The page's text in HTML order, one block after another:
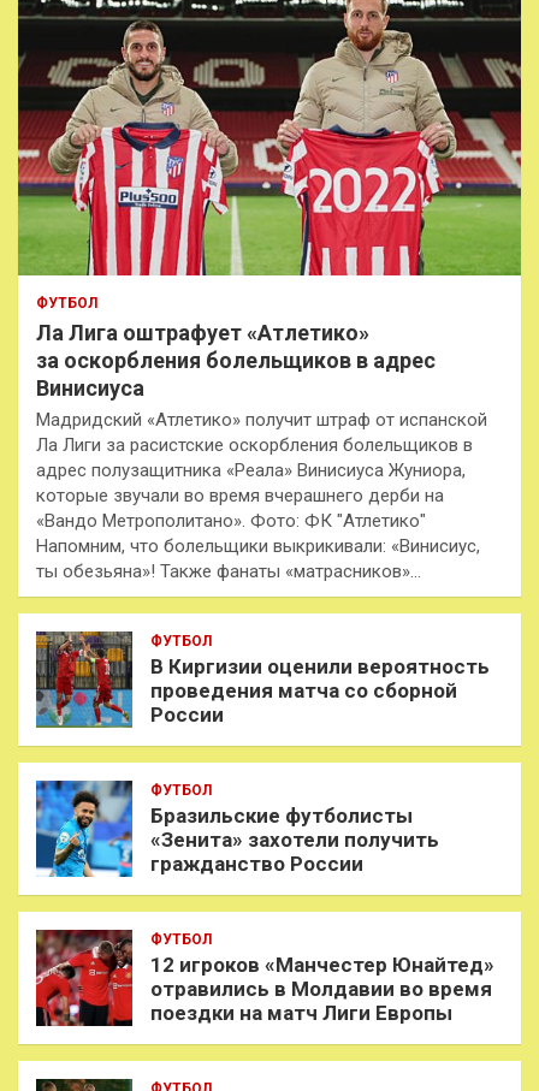
ФУТБОЛ
Ла Лига оштрафует «Атлетико»
за оскорбления болельщиков в адрес
Винисиуса
Мадридский «Атлетико» получит штраф от испанской
Ла Лиги за расистские оскорбления болельщиков в
адрес полузащитника «Реала» Винисиуса Жуниора,
которые звучали во время вчерашнего дерби на
«Вандо Метрополитано». Фото: ФК "Атлетико"
Напомним, что болельщики выкрикивали: «Винисиус,
ты обезьяна»! Также фанаты «матрасников»…
ФУТБОЛ
В Киргизии оценили вероятность
проведения матча со сборной
России
ФУТБОЛ
Бразильские футболисты
«Зенита» захотели получить
гражданство России
ФУТБОЛ
12 игроков «Манчестер Юнайтед»
отравились в Молдавии во время
поездки на матч Лиги Европы